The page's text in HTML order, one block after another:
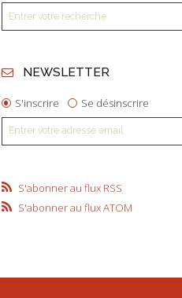
NEWSLETTER
S'inscrire Se désinscrire
S'abonner au flux RSS
S'abonner au flux ATOM